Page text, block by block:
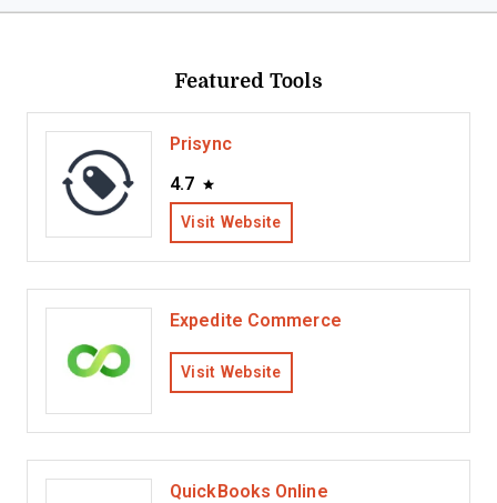
Featured Tools
Prisync
4.7
Visit Website
Expedite Commerce
Visit Website
QuickBooks Online